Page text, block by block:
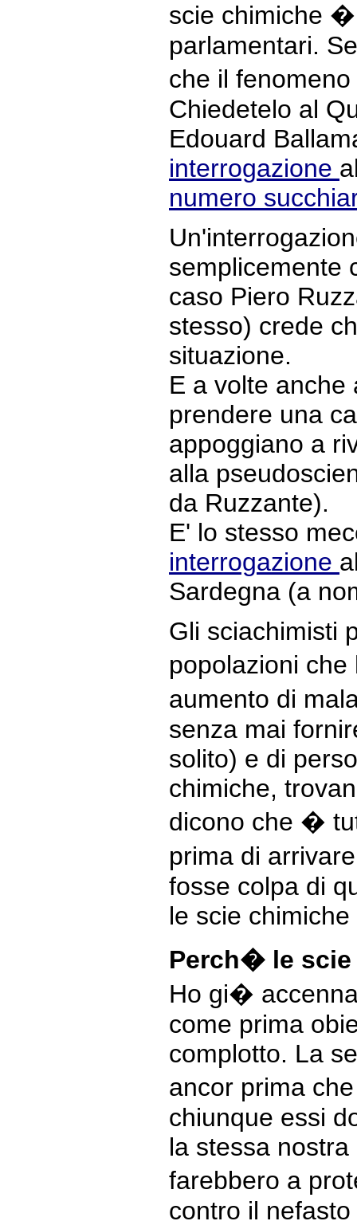
scie chimiche
parlamentari.
che il
Chiedetelo al
Edouard
interrogazione
numero
semplicemente
caso Piero
stesso) crede
situazione.
E a volte anche
prendere una
appoggiano a
alla
da Ruzzante).
E' lo stesso
interrogazione
Sardegna (a
Gli sciachimisti
popolazioni
aumento di
senza mai
solito) e di
chimiche,
dicono che �
prima di
fosse colpa di
le scie
Perch� le
Ho gi�
come prima
complotto. La
ancor prima
chiunque essi
la stessa
farebbero a
contro il